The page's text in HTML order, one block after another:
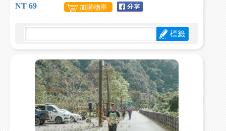
NT 69 加購物車
標籤